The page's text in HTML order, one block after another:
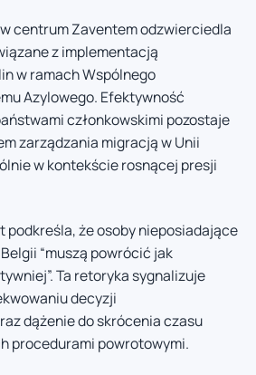
centrum Zaventem odzwierciedla
z implementacją
w ramach Wspólnego
Azylowego. Efektywność
członkowskimi pozostaje
zarządzania migracją w Unii
w kontekście rosnącej presji
podkreśla, że osoby nieposiadające
“muszą powrócić jak
Ta retoryka sygnalizuje
decyzji
dążenie do skrócenia czasu
procedurami powrotowymi.